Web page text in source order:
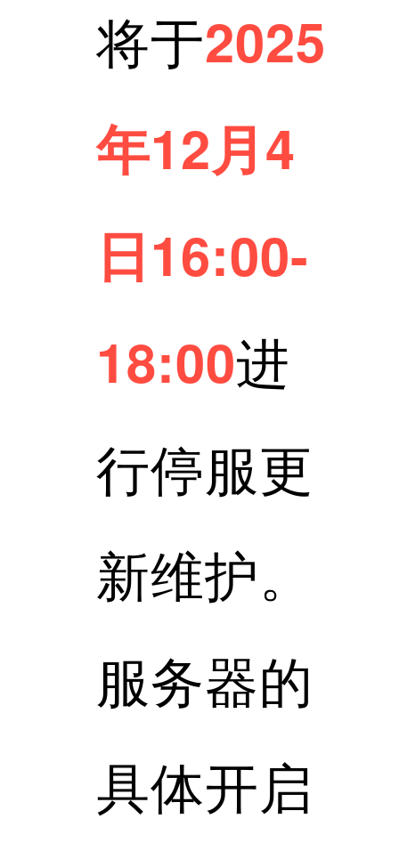
将于2025
年12月4
日16:00-
18:00进
行停服更
新维护。
服务器的
具体开启